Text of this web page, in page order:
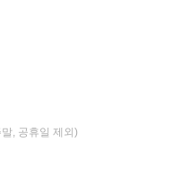
, 공휴일 제외)